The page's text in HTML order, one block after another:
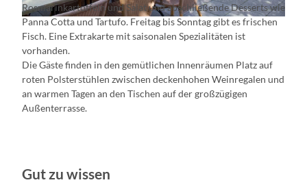
© Alexandra Pohnke
Rosmarinkartoffeln und Salat und abschließende Desserts wie
Panna Cotta und Tartufo. Freitag bis Sonntag gibt es frischen
Fisch. Eine Extrakarte mit saisonalen Spezialitäten ist
vorhanden.
Die Gäste finden in den gemütlichen Innenräumen Platz auf
roten Polsterstühlen zwischen deckenhohen Weinregalen und
an warmen Tagen an den Tischen auf der großzügigen
Außenterrasse.
Gut zu wissen